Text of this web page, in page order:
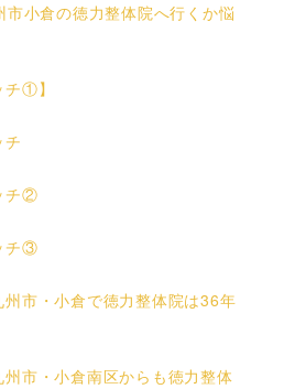
市小倉の徳力整体院へ行くか悩
チ①】
チ
チ②
チ③
市・小倉で徳力整体院は36年
市・小倉南区からも徳力整体